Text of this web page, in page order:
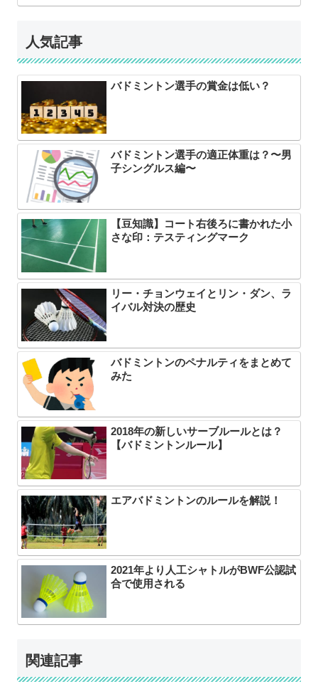
人気記事
バドミントン選手の賞金は低い？
バドミントン選手の適正体重は？〜男
子シングルス編〜
【豆知識】コート右後ろに書かれた小
さな印：テスティングマーク
リー・チョンウェイとリン・ダン、ラ
イバル対決の歴史
バドミントンのペナルティをまとめて
みた
2018年の新しいサーブルールとは？
【バドミントンルール】
エアバドミントンのルールを解説！
2021年より人工シャトルがBWF公認試
合で使用される
関連記事